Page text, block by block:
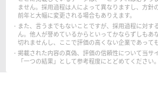
ません。採用過程は人によって異なりますし、方針
前年と大幅に変更される場合もありえます。
また、言うまでもないことですが、採用過程に対す
ん。他人が誉めているからといってかならずしもあ
切れませんし、ここで評価の高くない企業であって
掲載された内容の真偽、評価の信頼性について当サ
「一つの結果」として参考程度にとどめてください。